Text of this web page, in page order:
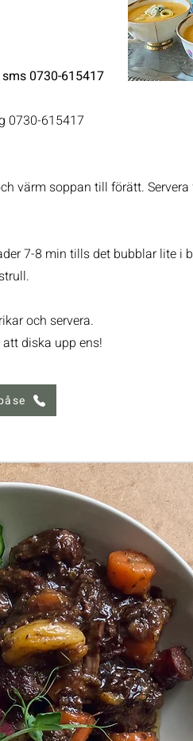
0730-615417
0730-615417
värm soppan till förätt.
7-8 min tills det bubblar lite i
och servera.
diska upp ens!